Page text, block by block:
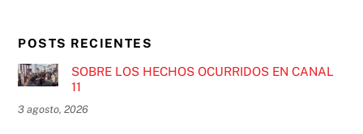
POSTS RECIENTES
SOBRE LOS HECHOS OCURRIDOS EN CANAL
11
3 agosto, 2026